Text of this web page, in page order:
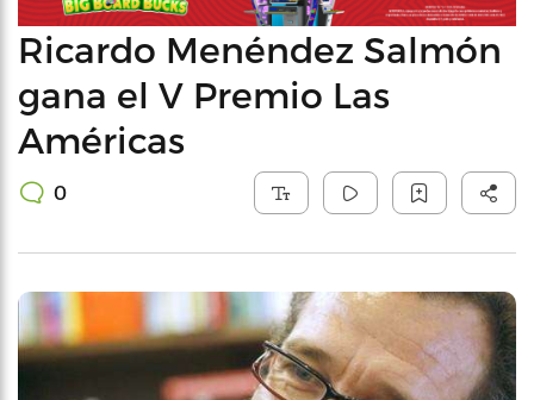
Ricardo Menéndez Salmón
gana el V Premio Las
Américas
0